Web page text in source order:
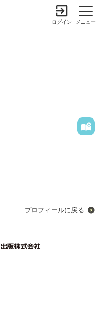
メニュー
ログイン
プロフィールに戻る